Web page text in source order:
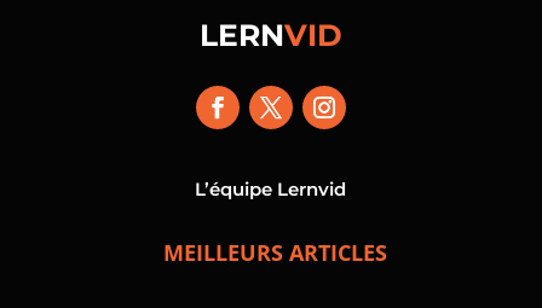
LERNVID
L’équipe Lernvid
MEILLEURS ARTICLES